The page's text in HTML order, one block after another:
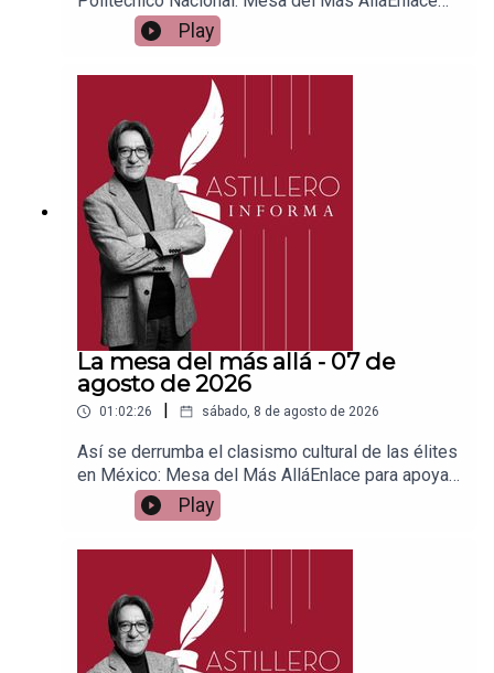
para apoyar vía
Patreon:https://www.patreon.com/julioastilleroEnl
ace para hacer donaciones vía
PayPal:https://www.paypal.me/julioastilleroCuent
a para hacer transferencias a cuenta BBVA a
nombre de Julio Hernández López:
1539408017CLABE: 012 320 01539408017
2Tienda:https://julioastillerotienda.com/
Play
La mesa del más allá - 07 de
agosto de 2026
01:02:26 sábado, 8 de agosto de 2026
Así se derrumba el clasismo cultural de las élites
en México: Mesa del Más AlláEnlace para apoyar
Patreon:https://www.patreon.com/julioastilleroEnl
ace para hacer donaciones vía
PayPal:https://www.paypal.me/julioastilleroCuent
a para hacer transferencias a cuenta BBVA a
nombre de Julio Hernández López:
1539408017CLABE: 012 320 01539408017
2Tienda:https://julioastillerotienda.com/
Play